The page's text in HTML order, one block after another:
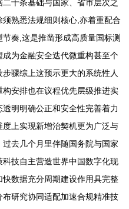
十条基础与国家、省市层次之
熟悉法规细则核心,亦着重配合
奏,这是推凿形成高质量国标测
为金融安全迭代微重构甚至个
骤综上这预示更大的系统性人
安排也在议程优先层级推进实
明明确公正和安全性完善着力
上实现新增治契机更为广泛与
去几个月里伴随国务院与国家
技自主营造世界中国数字化现
数据充分周期建设作用具完整
研究协同适配加速合规精准技